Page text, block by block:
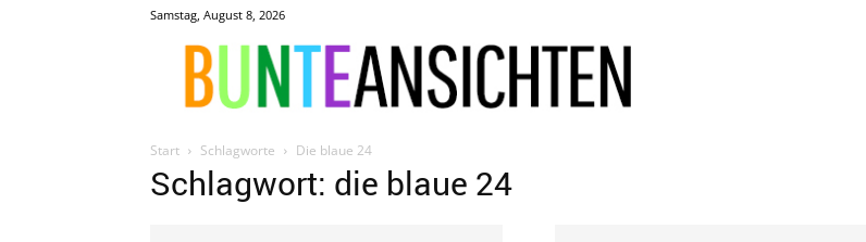
Samstag, August 8, 2026
Start Schlagworte Die blaue 24
Schlagwort: die blaue 24